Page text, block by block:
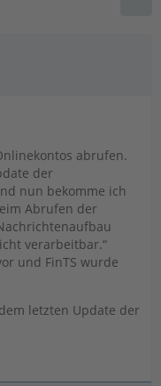
abrufen.
der
nun bekomme ich
Abrufen der
verarbeitbar.“
und FinTS wurde
letzten Update der